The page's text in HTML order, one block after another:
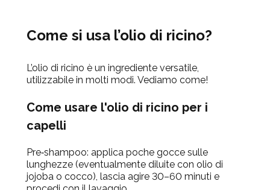
Come si usa l’olio di ricino?
L’olio di ricino è un ingrediente versatile,
utilizzabile in molti modi. Vediamo come!
Come usare l'olio di ricino per i
capelli
Pre‑shampoo: applica poche gocce sulle
lunghezze (eventualmente diluite con olio di
jojoba o cocco), lascia agire 30–60 minuti e